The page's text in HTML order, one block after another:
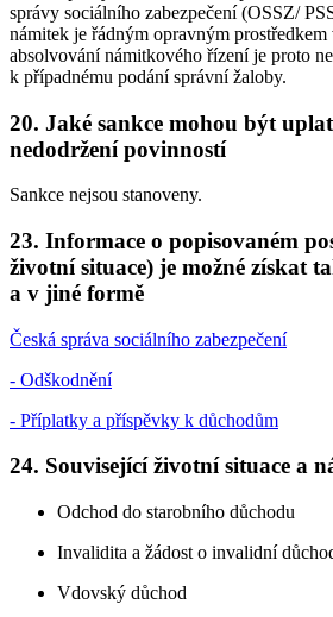
správy sociálního zabezpečení (OSSZ/
námitek je řádným opravným prostředkem
absolvování námitkového řízení je proto
k případnému podání správní žaloby.
20. Jaké sankce mohou být
nedodržení povinností
Sankce nejsou stanoveny.
23. Informace o popisovaném
životní situace) je možné získat
a v jiné formě
Česká správa sociálního zabezpečení
- Odškodnění
- Příplatky a příspěvky k důchodům
24. Související životní situace a
Odchod do starobního důchodu
Invalidita a žádost o invalidní
Vdovský důchod